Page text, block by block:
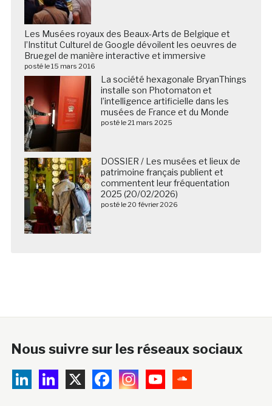
Les Musées royaux des Beaux-Arts de Belgique et
l’Institut Culturel de Google dévoilent les oeuvres de
Bruegel de manière interactive et immersive
posté le 15 mars 2016
La société hexagonale BryanThings
installe son Photomaton et
l’intelligence artificielle dans les
musées de France et du Monde
posté le 21 mars 2025
DOSSIER / Les musées et lieux de
patrimoine français publient et
commentent leur fréquentation
2025 (20/02/2026)
posté le 20 février 2026
Nous suivre sur les réseaux sociaux